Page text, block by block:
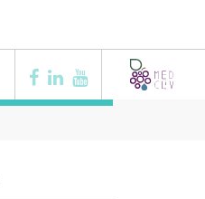
ANTERIOR